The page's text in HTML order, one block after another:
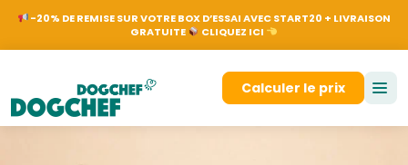
-20% DE REMISE SUR VOTRE BOX D’ESSAI AVEC START20 + LIVRAISON
GRATUITE
CLIQUEZ ICI
Calculer le prix
Se connecter